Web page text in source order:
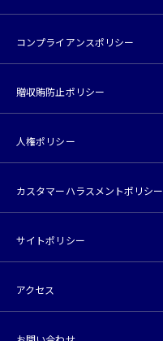
コンプライアンスポリシー
贈収賄防止ポリシー
人権ポリシー
カスタマーハラスメントポリシー
サイトポリシー
アクセス